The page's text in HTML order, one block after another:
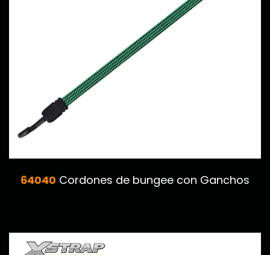
64040 Cordones de bungee con Ganchos